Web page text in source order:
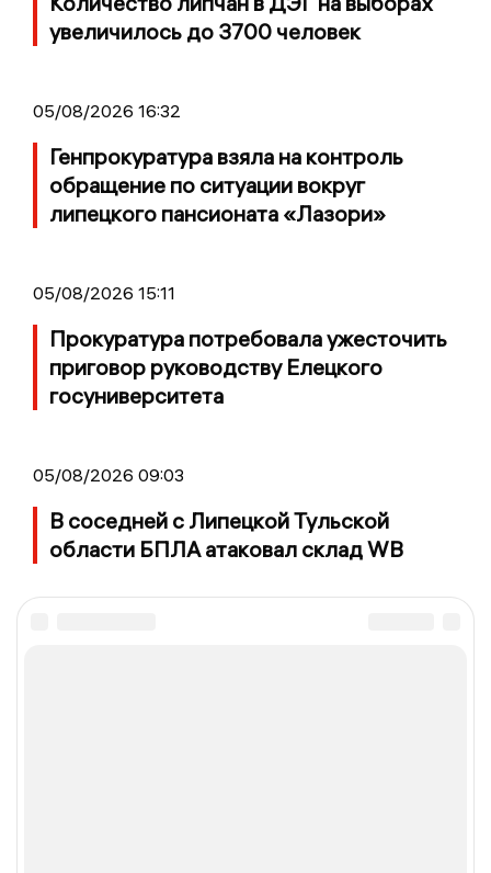
увеличилось до 3700 человек
05/08/2026 16:32
Генпрокуратура взяла на контроль
обращение по ситуации вокруг
липецкого пансионата «Лазори»
05/08/2026 15:11
Прокуратура потребовала ужесточить
приговор руководству Елецкого
госуниверситета
05/08/2026 09:03
В соседней с Липецкой Тульской
области БПЛА атаковал склад WB